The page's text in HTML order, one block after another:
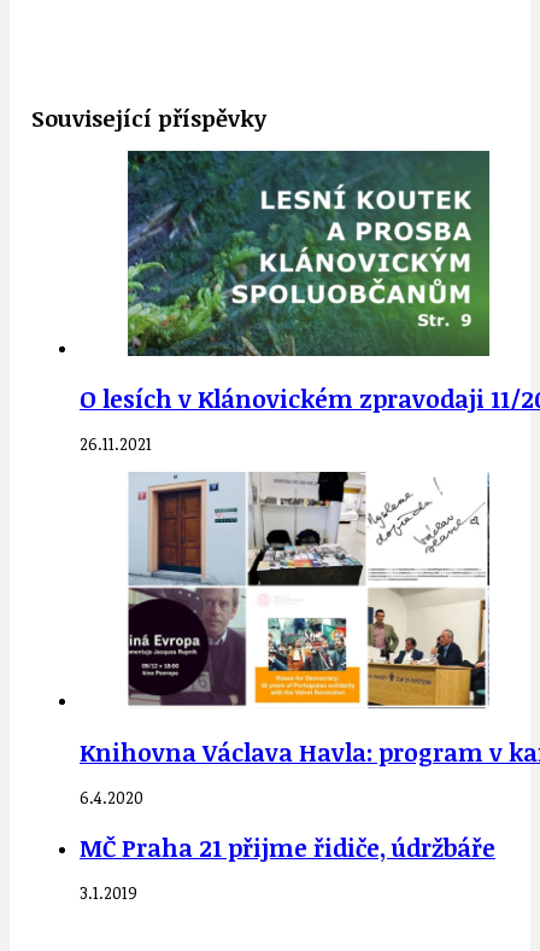
Související příspěvky
O lesích v Klánovickém zpravodaji 11/
26.11.2021
Knihovna Václava Havla: program v
6.4.2020
MČ Praha 21 přijme řidiče, údržbáře
3.1.2019